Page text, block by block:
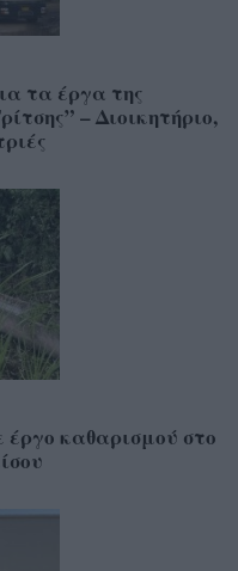
τα έργα της
– Διοικητήριο,
καθαρισμού στο